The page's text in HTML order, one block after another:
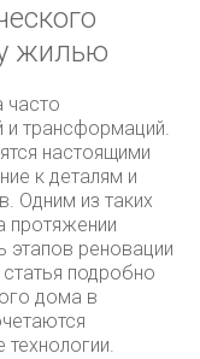
жилью
часто
трансформаций.
настоящими
к деталям и
Одним из таких
протяжении
этапов реновации
подробно
дома в